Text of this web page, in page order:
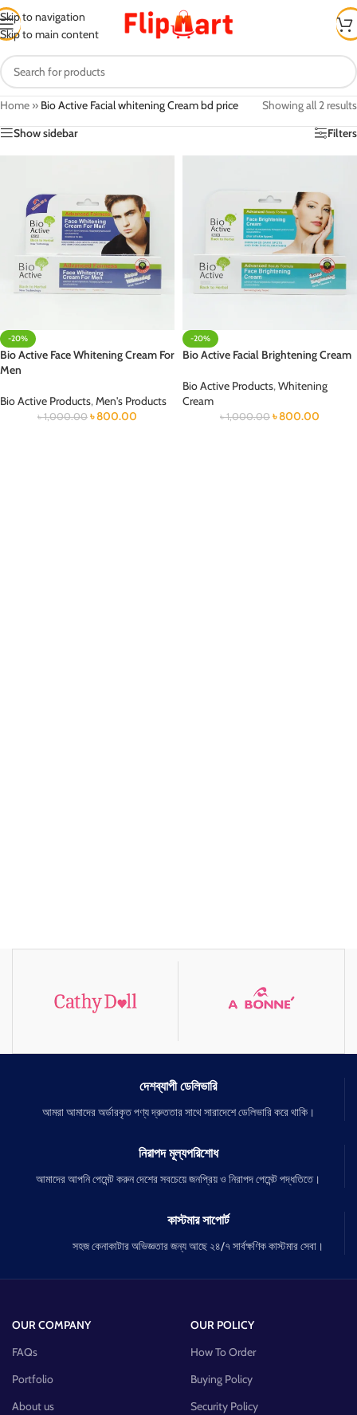
Skip to navigation
Skip to main content
Home » Bio Active Facial whitening Cream bd price
Showing all 2 results
Show sidebar
Filters
-20%
Bio Active Face Whitening Cream For
Men
Bio Active Products,Men's Products
৳1,000.00 ৳800.00
-20%
Bio Active Facial Brightening Cream
Bio Active Products,Whitening
Cream
৳1,000.00 ৳800.00
দেশব্যাপী ডেলিভারি
আমরা আমাদের অর্ডারকৃত পণ্য দ্রুততার সাথে সারাদেশে ডেলিভারি করে থাকি।
নিরাপদ মূল্যপরিশোধ
আমাদের আপনি পেমেন্ট করুন দেশের সবচেয়ে জনপ্রিয় ও নিরাপদ পেমেন্ট পদ্ধতিতে।
কাস্টমার সাপোর্ট
সহজ কেনাকাটার অভিজ্ঞতার জন্য আছে ২৪/৭ সার্বক্ষণিক কাস্টমার সেবা।
OUR COMPANY
FAQs
Portfolio
About us
OUR POLICY
How To Order
Buying Policy
Security Policy